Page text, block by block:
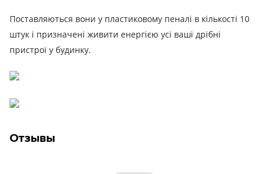
Поставляються вони у пластиковому пеналі в кількості 10
штук і призначені живити енергією усі ваші дрібні
пристрої у будинку.
Отзывы